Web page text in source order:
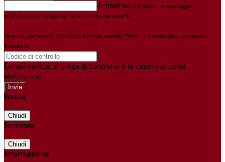
E-mail Verrà inviato un messaggio
all'indirizzo indicato con le istruzioni necessarie.
Non hai una e-mail associata al nome utente? Effettua il reset della password
tramite la
E-mail inviata, si prega di controllare la casella di posta
elettronica!
Errore
Chiudi
Successo
Chiudi
Informazione